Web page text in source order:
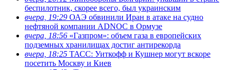
беспилотник, скорее всего, был украинским
вчера, 19:29 ОАЭ обвинили Иран в атаке на судно
нефтяной компании ADNOC в Ормузе
вчера, 18:56 «Газпром»: объем газа в европейских
подземных хранилищах достиг антирекорда
вчера, 18:25 ТАСС: Уиткофф и Кушнер могут вскоре
посетить Москву и Киев